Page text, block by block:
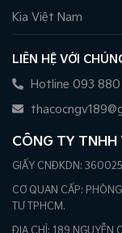
Kia Việt Nam
LIÊN HỆ VỚI
Hotline 093
CÔNG TY TNHH
GIẤY CNĐKDN:
CƠ QUAN CẤP:
TƯ TPHCM.